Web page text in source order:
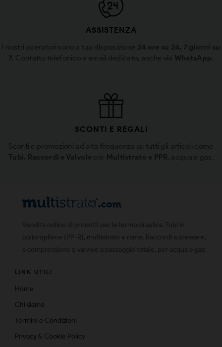
ASSISTENZA
I nostri operatori sono a tua disposizione 24 ore su 24, 7 giorni su
7. Contatto telefonico e email dedicato, anche via WhatsApp
SCONTI E REGALI
Sconti e promozioni ad alta frequenza su tutti gli articoli come
Tubi, Raccordi e Valvole per Multistrato e PPR , acqua e gas.
LINK UTILI
Home
Chi siamo
Termini e Condizioni
Privacy & Cookie Policy